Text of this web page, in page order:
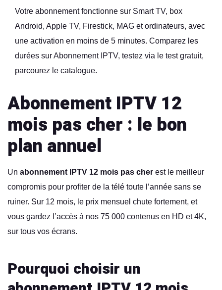
Votre abonnement fonctionne sur Smart TV, box
Android, Apple TV, Firestick, MAG et ordinateurs, avec
une activation en moins de 5 minutes. Comparez les
durées surAbonnement IPTV, testez via le test gratuit,
parcourez le catalogue.
Abonnement IPTV 12
mois pas cher : le bon
plan annuel
Un abonnement IPTV 12 mois pas cher est le meilleur
compromis pour profiter de la télé toute l’année sans se
ruiner. Sur 12 mois, le prix mensuel chute fortement, et
vous gardez l’accès à nos 75 000 contenus en HD et 4K,
sur tous vos écrans.
Pourquoi choisir un